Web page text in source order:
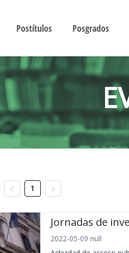
Postítulos Posgrados
1
Jornadas de
2022-05-09 null